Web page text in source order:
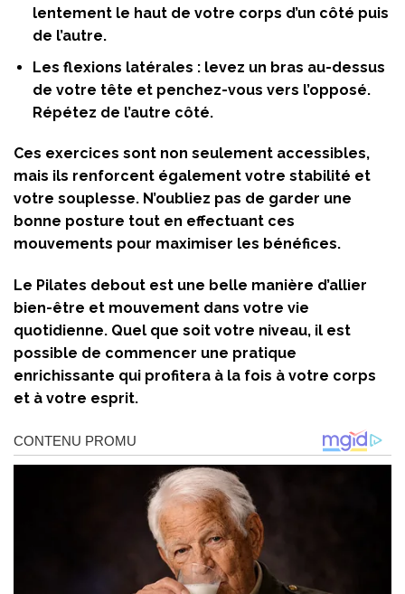
lentement le haut de votre corps d’un côté puis
de l’autre.
Les flexions latérales :levez un bras au-dessus
de votre tête et penchez-vous vers l’opposé.
Répétez de l’autre côté.
Ces exercices sont non seulement accessibles,
mais ils renforcent également votre stabilité et
votre souplesse. N’oubliez pas de garder une
bonne posture tout en effectuant ces
mouvements pour maximiser les bénéfices.
Le Pilates debout est une belle manière d’allier
bien-être et mouvement dans votre vie
quotidienne. Quel que soit votre niveau, il est
possible de commencer une pratique
enrichissante qui profitera à la fois à votre corps
et à votre esprit.